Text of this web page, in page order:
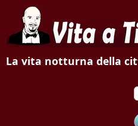
V
La vita notturna della
C
r